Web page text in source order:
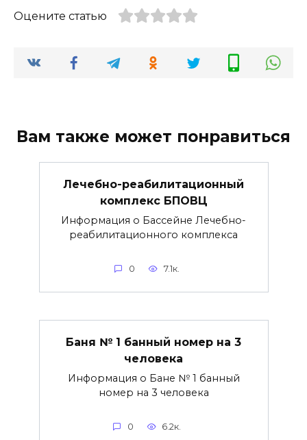
Оцените статью
Вам также может понравиться
Лечебно-реабилитационный
комплекс БПОВЦ
Информация о Бассейне Лечебно-
реабилитационного комплекса
0 7.1к.
Баня № 1 банный номер на 3
человека
Информация о Бане № 1 банный
номер на 3 человека
0 6.2к.